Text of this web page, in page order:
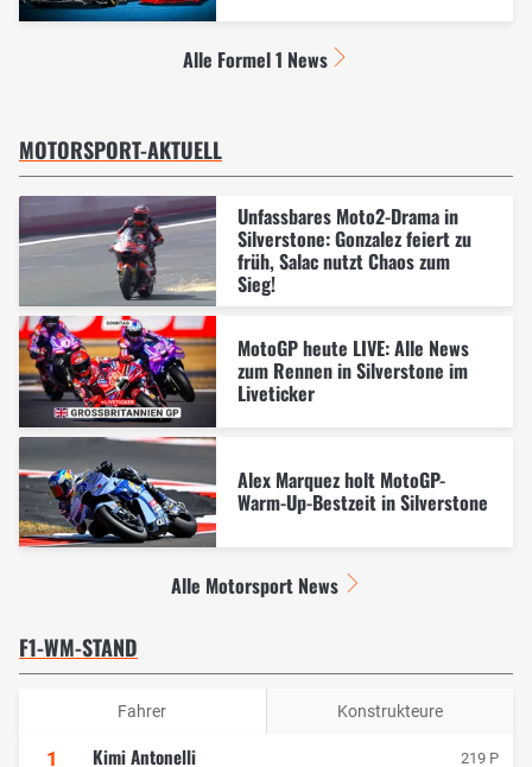
Alle Formel 1 News
MOTORSPORT-AKTUELL
Unfassbares Moto2-Drama in
Silverstone: Gonzalez feiert zu
früh, Salac nutzt Chaos zum
Sieg!
MotoGP heute LIVE: Alle News
zum Rennen in Silverstone im
Liveticker
Alex Marquez holt MotoGP-
Warm-Up-Bestzeit in Silverstone
Alle Motorsport News
F1-WM-STAND
Fahrer Konstrukteure
1 Kimi Antonelli 219 P